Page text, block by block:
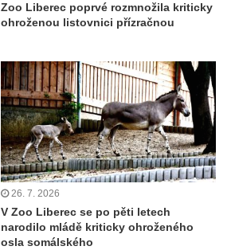
Zoo Liberec poprvé rozmnožila kriticky
ohroženou listovnici přízračnou
26. 7. 2026
V Zoo Liberec se po pěti letech
narodilo mládě kriticky ohroženého
osla somálského